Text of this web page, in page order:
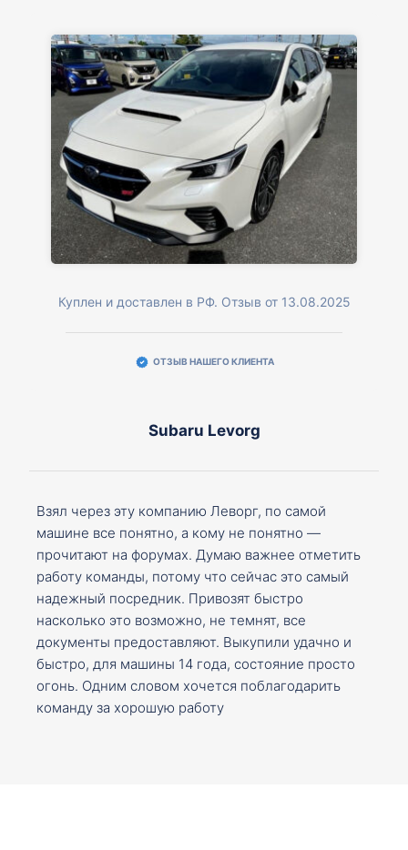
Куплен и доставлен в РФ. Отзыв от 13.08.2025
ОТЗЫВ НАШЕГО КЛИЕНТА
Subaru Levorg
Взял через эту компанию Леворг, по самой
машине все понятно, а кому не понятно —
прочитают на форумах. Думаю важнее отметить
работу команды, потому что сейчас это самый
надежный посредник. Привозят быстро
насколько это возможно, не темнят, все
документы предоставляют. Выкупили удачно и
быстро, для машины 14 года, состояние просто
огонь. Одним словом хочется поблагодарить
команду за хорошую работу